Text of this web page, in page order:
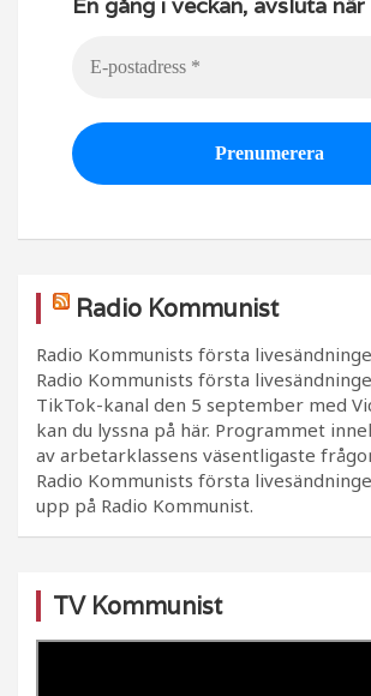
En gång i veckan, avsluta
Radio Kommunist
Radio Kommunists första
Radio Kommunists första
TikTok-kanal den 5 september med
kan du lyssna på här. Programmet
av arbetarklassens väsentligaste
Radio Kommunists första
upp på Radio Kommunist.
TV Kommunist